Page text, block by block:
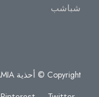
شباشب
Copyright © أحذية MAMMAMIA. جميع الحقوق محفوظة.